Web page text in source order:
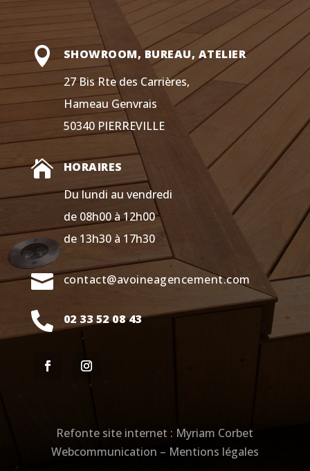

SHOWROOM, BUREAU, ATELIER
27 Bis Rte des Carrières,
Hameau Genvrais
50340 PIERREVILLE

HORAIRES
Du lundi au vendredi
de 08h00 à 12h00
de 13h30 à 17h30
 contact@avoineagencement.com
 02 33 52 08 43
Refonte site internet : Myriam Corbet
Webcommunication – Mentions légales